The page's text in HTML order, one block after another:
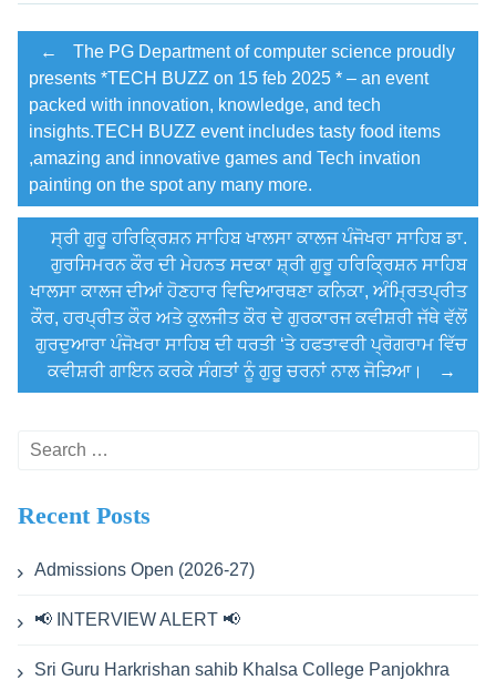
Post
navigation
←
The PG Department of computer science proudly
presents *TECH BUZZ on 15 feb 2025 * – an event
packed with innovation, knowledge, and tech
insights.TECH BUZZ event includes tasty food items
,amazing and innovative games and Tech invation
painting on the spot any many more.
ਸ੍ਰੀ ਗੁਰੂ ਹਰਿਕ੍ਰਿਸ਼ਨ ਸਾਹਿਬ ਖਾਲਸਾ ਕਾਲਜ ਪੰਜੋਖਰਾ ਸਾਹਿਬ ਡਾ.
ਗੁਰਸਿਮਰਨ ਕੌਰ ਦੀ ਮੇਹਨਤ ਸਦਕਾ ਸ਼੍ਰੀ ਗੁਰੂ ਹਰਿਕ੍ਰਿਸ਼ਨ ਸਾਹਿਬ
ਖਾਲਸਾ ਕਾਲਜ ਦੀਆਂ ਹੋਣਹਾਰ ਵਿਦਿਆਰਥਣਾ ਕਨਿਕਾ, ਅੰਮ੍ਰਿਤਪ੍ਰੀਤ
ਕੌਰ, ਹਰਪ੍ਰੀਤ ਕੌਰ ਅਤੇ ਕੁਲਜੀਤ ਕੌਰ ਦੇ ਗੁਰਕਾਰਜ ਕਵੀਸ਼ਰੀ ਜੱਥੇ ਵੱਲੋਂ
ਗੁਰਦੁਆਰਾ ਪੰਜੋਖਰਾ ਸਾਹਿਬ ਦੀ ਧਰਤੀ ‘ਤੇ ਹਫਤਾਵਰੀ ਪ੍ਰੋਗਰਾਮ ਵਿੱਚ
ਕਵੀਸ਼ਰੀ ਗਾਇਨ ਕਰਕੇ ਸੰਗਤਾਂ ਨੂੰ ਗੁਰੂ ਚਰਨਾਂ ਨਾਲ ਜੋੜਿਆ।
→
Search
Recent Posts
Admissions Open (2026-27)
📢 INTERVIEW ALERT 📢
Sri Guru Harkrishan sahib Khalsa College Panjokhra